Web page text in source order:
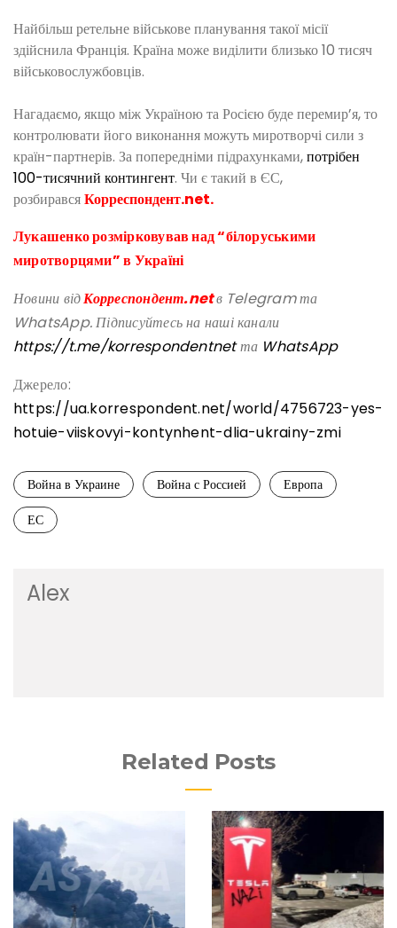
Найбільш ретельне військове планування такої місії
здійснила Франція. Країна може виділити близько 10 тисяч
військовослужбовців.
Нагадаємо, якщо між Україною та Росією буде перемир’я, то
контролювати його виконання можуть миротворчі сили з
країн-партнерів. За попередніми підрахунками,потрібен
100-тисячний контингент. Чи є такий в ЄС,
розбиравсяКорреспондент.net.
Лукашенко розмірковував над “білоруськими
миротворцями” в Україні
Новини відКорреспондент.netв Telegram та
WhatsApp. Підписуйтесь на наші канали
https://t.me/korrespondentnetта WhatsApp
Джерело:
https://ua.korrespondent.net/world/4756723-yes-
hotuie-viiskovyi-kontynhent-dlia-ukrainy-zmi
Война в Украине Война с Россией
Европа
ЕС
Alex
Related Posts